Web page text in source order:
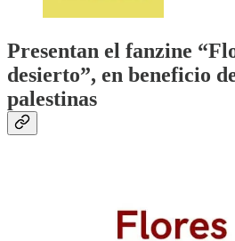
Presentan el fanzine
desierto”, en beneficio
palestinas